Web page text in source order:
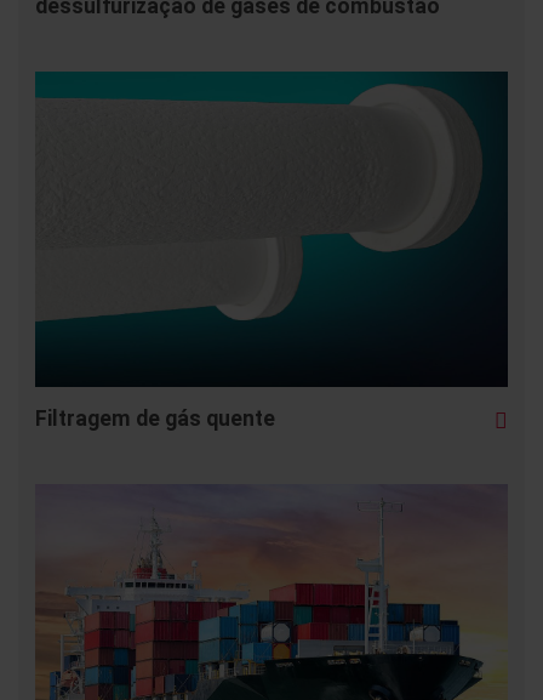
dessulfurização de gases de combustão
Filtragem de gás quente